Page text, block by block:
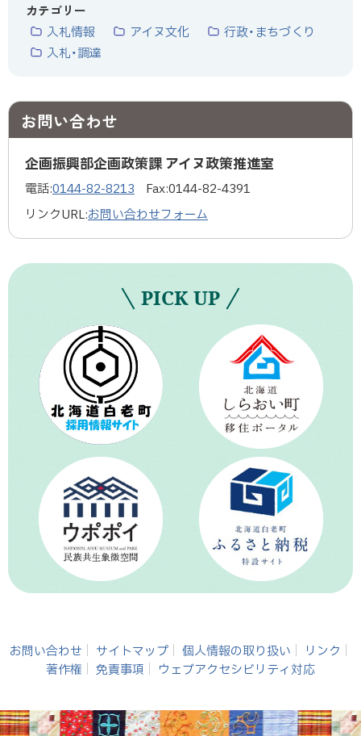
カテゴリー
入札情報 アイヌ文化
行政・まちづくり
入札・調達
お問い合わせ
企画振興部企画政策課 アイヌ政策推進室
電話:0144-82-8213 Fax:0144-82-4391
リンクURL:お問い合わせフォーム
PICK UP
お問い合わせ サイトマップ 個人情報の取り扱い
リンク
著作権
免責事項 ウェブアクセシビリティ対応